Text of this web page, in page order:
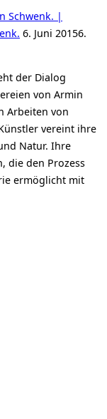
Schwenk. |
Veröffentlicht
6. Juni 20156.
der Dialog
von Armin
Arbeiten von
vereint ihre
Natur. Ihre
die den Prozess
ermöglicht mit